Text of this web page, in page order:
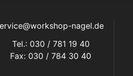
nagel.de
Tel.: 030 / 781 19 40
Fax: 030 / 784 30 40